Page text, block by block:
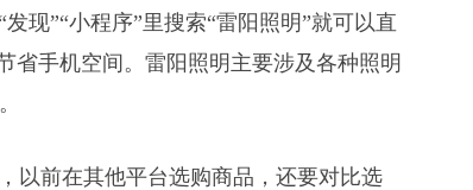
”“小程序”里搜索“雷阳照明”就可以直
省手机空间。雷阳照明主要涉及各种照明
前在其他平台选购商品，还要对比选